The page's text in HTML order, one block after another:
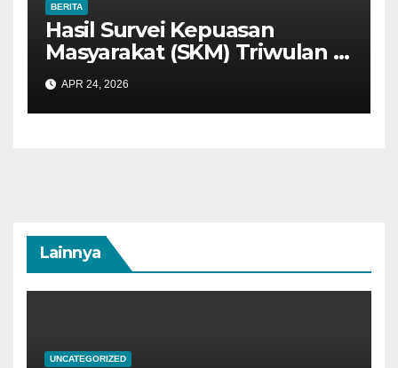
BERITA
Hasil Survei Kepuasan
Masyarakat (SKM) Triwulan I
Tahun 2026: Tingkat Kualitas
Pelayanan Sangat Baik
APR 24, 2026
Lainnya
UNCATEGORIZED